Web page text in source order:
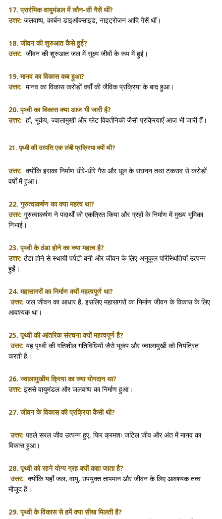
17. प्रारंभिक वायुमंडल में कौन-सी गैसें थीं?
उत्तर: जलवाष्प, कार्बन डाइऑक्साइड, नाइट्रोजन आदि गैसें थीं।
18. जीवन की शुरुआत कैसे हुई?
उत्तर: जीवन की शुरुआत जल में सूक्ष्म जीवों के रूप में हुई।
19. मानव का विकास कब हुआ?
उत्तर: मानव का विकास करोड़ों वर्षों की जैविक प्रक्रिया के बाद हुआ।
20. पृथ्वी का विकास क्या आज भी जारी है?
उत्तर: हाँ, भूकंप, ज्वालामुखी और प्लेट विवर्तनिकी जैसी प्रक्रियाएँ आज भी जारी हैं।
21. पृथ्वी की उत्पत्ति एक लंबी प्रक्रिया क्यों थी?
उत्तर: क्योंकि इसका निर्माण धीरे-धीरे गैस और धूल के संघनन तथा टकराव से करोड़ों
वर्षों में हुआ।
22. गुरुत्वाकर्षण का क्या महत्व था?
उत्तर: गुरुत्वाकर्षण ने पदार्थों को एकत्रित किया और ग्रहों के निर्माण में मुख्य भूमिका
निभाई।
23. पृथ्वी के ठंडा होने का क्या महत्व है?
उत्तर: ठंडा होने से स्थायी पर्पटी बनी और जीवन के लिए अनुकूल परिस्थितियाँ उत्पन्न
हुईं।
24. महासागरों का निर्माण क्यों महत्वपूर्ण था?
उत्तर: जल जीवन का आधार है, इसलिए महासागरों का निर्माण जीवन के विकास के लिए
आवश्यक था।
25. पृथ्वी की आंतरिक संरचना क्यों महत्वपूर्ण है?
उत्तर: यह पृथ्वी की गतिशील गतिविधियों जैसे भूकंप और ज्वालामुखी को नियंत्रित
करती है।
26. ज्वालामुखीय क्रिया का क्या योगदान था?
उत्तर: इससे वायुमंडल और जलवाष्प का निर्माण हुआ।
27. जीवन के विकास की प्रक्रिया कैसी थी?
उत्तर: पहले सरल जीव उत्पन्न हुए, फिर क्रमशः जटिल जीव और अंत में मानव का
विकास हुआ।
28. पृथ्वी को रहने योग्य ग्रह क्यों कहा जाता है?
उत्तर: क्योंकि यहाँ जल, वायु, उपयुक्त तापमान और जीवन के लिए आवश्यक तत्व
मौजूद हैं।
29. पृथ्वी के विकास से हमें क्या सीख मिलती है?